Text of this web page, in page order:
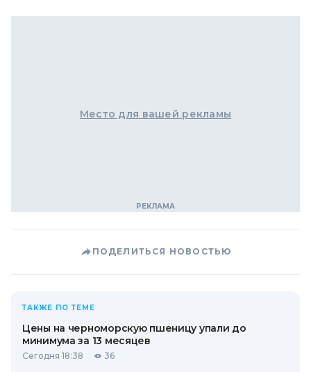
Место для вашей рекламы
ПОДЕЛИТЬСЯ НОВОСТЬЮ
ТАКЖЕ ПО ТЕМЕ
Цены на черноморскую пшеницу упали до
минимума за 13 месяцев
Сегодня 18:38 36